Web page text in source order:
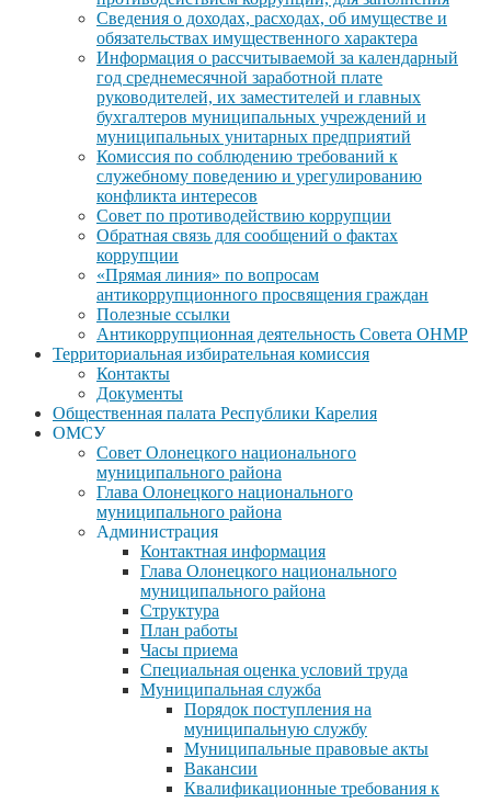
Сведения о доходах, расходах, об имуществе и
обязательствах имущественного характера
Информация о рассчитываемой за календарный
год среднемесячной заработной плате
руководителей, их заместителей и главных
бухгалтеров муниципальных учреждений и
муниципальных унитарных предприятий
Комиссия по соблюдению требований к
служебному поведению и урегулированию
конфликта интересов
Совет по противодействию коррупции
Обратная связь для сообщений о фактах
коррупции
«Прямая линия» по вопросам
антикоррупционного просвящения граждан
Полезные ссылки
Антикоррупционная деятельность Совета ОНМР
Территориальная избирательная комиссия
Контакты
Документы
Общественная палата Республики Карелия
ОМСУ
Совет Олонецкого национального
муниципального района
Глава Олонецкого национального
муниципального района
Администрация
Контактная информация
Глава Олонецкого национального
муниципального района
Структура
План работы
Часы приема
Специальная оценка условий труда
Муниципальная служба
Порядок поступления на
муниципальную службу
Муниципальные правовые акты
Вакансии
Квалификационные требования к